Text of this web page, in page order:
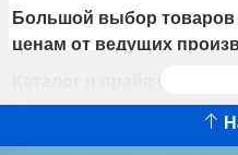
Большой выбор товаров
ценам от ведущих
Купить товары
канализации, газовые